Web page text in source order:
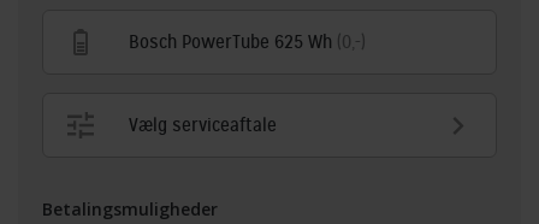
Bosch PowerTube 625 Wh (0,-)
Vælg serviceaftale
Betalingsmuligheder